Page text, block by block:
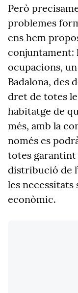
Però
problemes
ens hem
conjuntament:
ocupacions,
Badalona, des
dret de totes
habitatge de
més, amb la
només es
totes
distribució de
les necessitats
econòmic.